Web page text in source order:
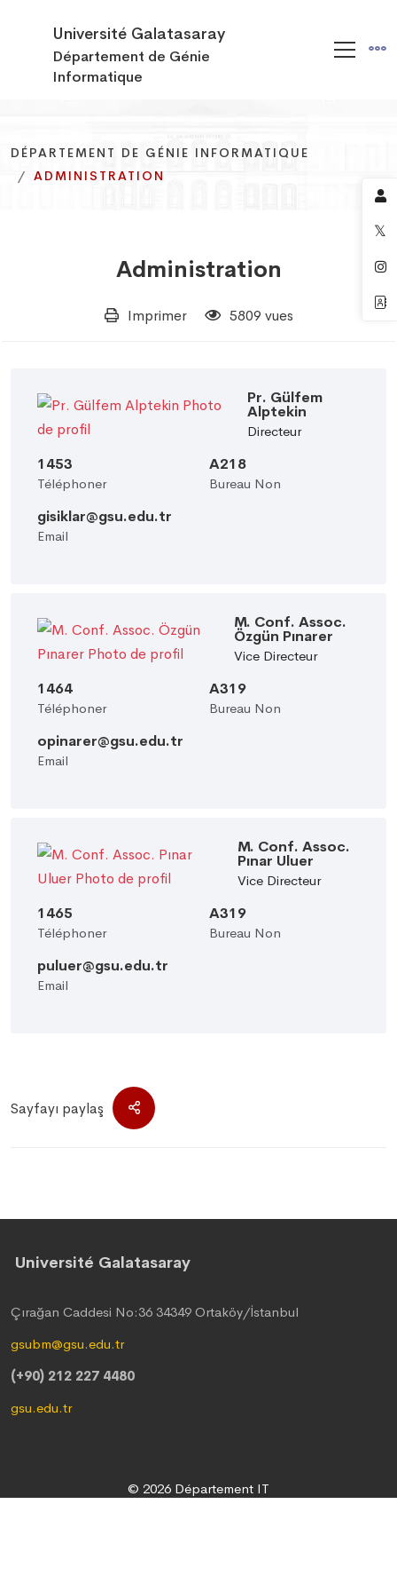
Université Galatasaray
Département de Génie
Informatique
DÉPARTEMENT DE GÉNIE INFORMATIQUE
ADMINISTRATION
DÉPARTEMENT DE GÉNIE INFORMATIQUE
ADMINISTRATION
DÉPARTEMENT DE GÉNIE INFORMATIQUE
ADMINISTRATION
Administration
Imprimer 5809 vues
Pr. Gülfem
Alptekin
Directeur
1453
Téléphoner
A218
Bureau Non
gisiklar@gsu.edu.tr
Email
M. Conf. Assoc.
Özgün Pınarer
Vice Directeur
1464
Téléphoner
A319
Bureau Non
opinarer@gsu.edu.tr
Email
M. Conf. Assoc.
Pınar Uluer
Vice Directeur
1465
Téléphoner
A319
Bureau Non
puluer@gsu.edu.tr
Email
Sayfayı paylaş
Université Galatasaray
Çırağan Caddesi No:36 34349 Ortaköy/İstanbul
gsubm@gsu.edu.tr
(+90) 212 227 4480
gsu.edu.tr
© 2026 Département IT